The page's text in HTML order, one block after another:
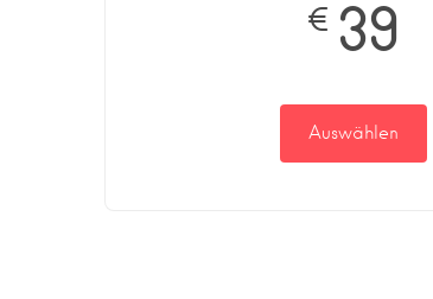
€ 39
Auswählen